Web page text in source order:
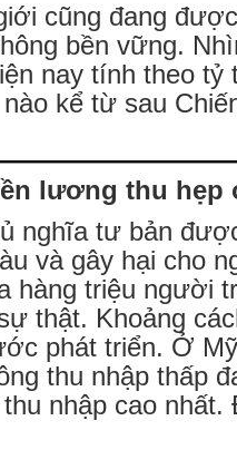
cũng đang
bền vững.
nay tính theo tỷ
kể từ sau
lương thu
nghĩa tư bản
và gây hại cho
hàng triệu người
thật. Khoảng
phát triển. Ở
thu nhập thấp
nhập cao nhất.